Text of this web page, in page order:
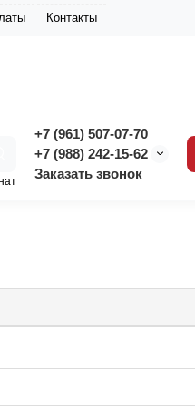
Контакты
+7 (961) 507-07-70
+7 (988) 242-15-62
Заказать звонок